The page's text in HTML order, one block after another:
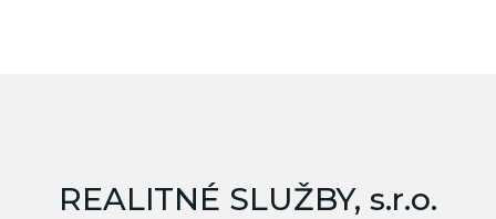
REALITNÉ SLUŽBY, s.r.o.